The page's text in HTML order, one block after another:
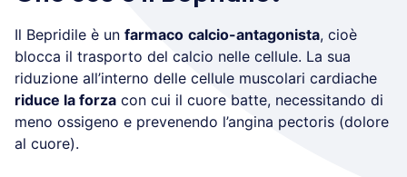
Il Bepridile è un farmaco calcio-antagonista, cioè
blocca il trasporto del calcio nelle cellule. La sua
riduzione all’interno delle cellule muscolari cardiache
riduce la forza con cui il cuore batte, necessitando di
meno ossigeno e prevenendo l’angina pectoris (dolore
al cuore).